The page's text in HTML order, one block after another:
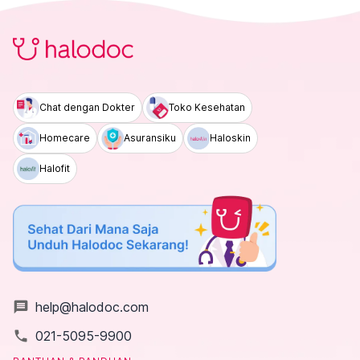
Chat dengan Dokter Toko Kesehatan
Homecare Asuransiku Haloskin
Halofit
message help@halodoc.com
local_phone 021-5095-9900